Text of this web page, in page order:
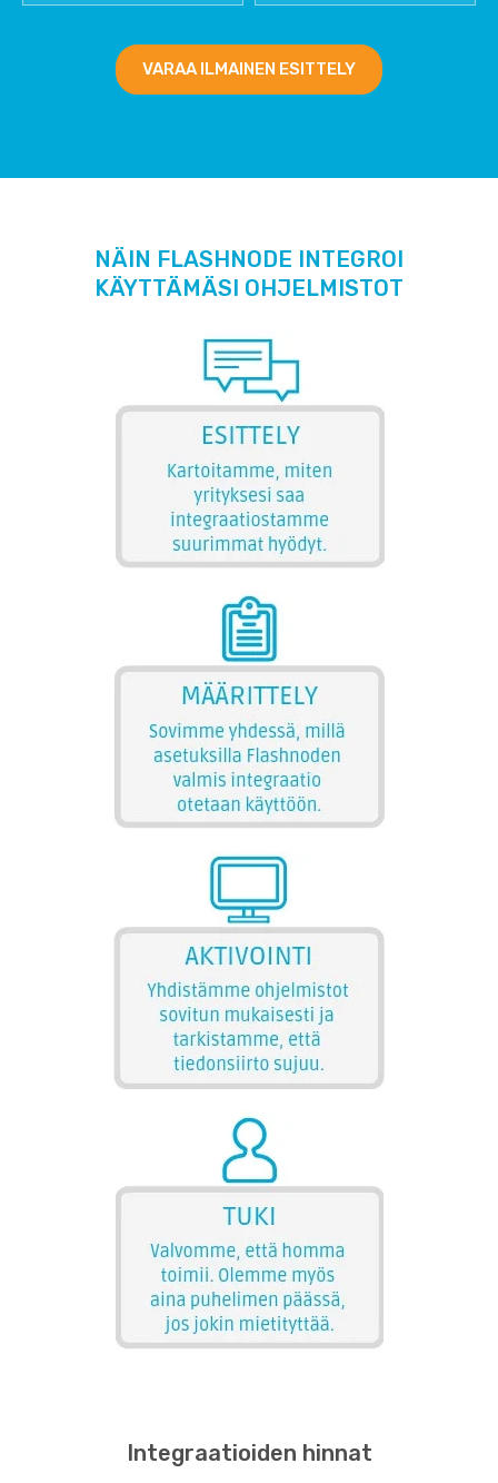
VARAA ILMAINEN ESITTELY
NÄIN FLASHNODE INTEGROI
KÄYTTÄMÄSI OHJELMISTOT
Integraatioiden hinnat